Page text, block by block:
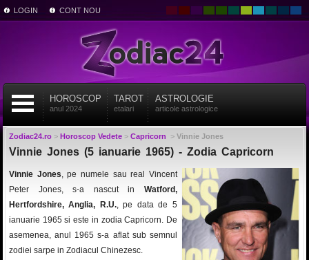
LOGIN CONT NOU
HOROSCOP
anul 2024
TAROT
etalari
ASTROLOGIE
articole astrologice
Zodiac24.ro> Horoscop Vedete> Capricorn > Vinnie Jones
Vinnie Jones (5 ianuarie 1965) - Zodia Capricorn
Vinnie Jones, pe numele sau real Vincent
Peter Jones, s-a nascut in Watford,
Hertfordshire, Anglia, R.U., pe data de 5
ianuarie 1965 si este in zodia Capricorn. De
asemenea, anul 1965 s-a aflat sub semnul
zodiei sarpe in Zodiacul Chinezesc.